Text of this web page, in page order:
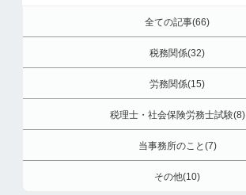
全ての記事(66)
税務関係(32)
労務関係(15)
税理士・社会保険労務士試験(8)
当事務所のこと(7)
その他(10)